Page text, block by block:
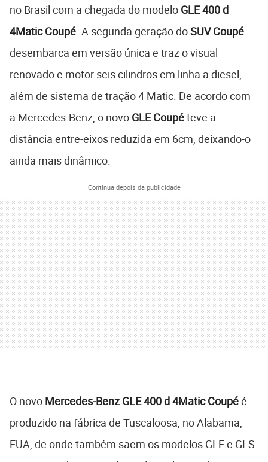
no Brasil com a chegada do modelo GLE 400 d
4Matic Coupé. A segunda geração doSUV Coupé
desembarca em versão única e traz o visual
renovado e motor seis cilindros em linha a diesel,
além de sistema de tração 4 Matic. De acordo com
a Mercedes-Benz, o novo GLE Coupéteve a
distância entre-eixos reduzida em 6cm, deixando-o
ainda mais dinâmico.
Continua depois da publicidade
O novo Mercedes-Benz GLE 400 d 4Matic Coupéé
produzido na fábrica de Tuscaloosa, no Alabama,
EUA, de onde também saem os modelos GLE e GLS.